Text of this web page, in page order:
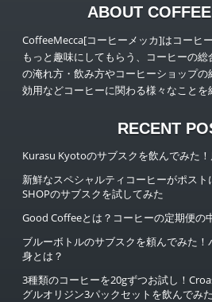
ABOUT
CoffeeMecca[コーヒーメッカ]はコーヒ
もっと趣味にしてもらう、コーヒーの
の淹れ方・飲み方やコーヒーショップの
効用などコーヒーに関わる様々なことを
RECENT
Kurasu Kyotoのサブスクを飲んでみた
新鮮なスペシャルティコーヒーがポスト
SHOPのサブスクを試してみた
Good Coffeeとは？コーヒーの定期便の
ブルーボトルのサブスクを頼んでみた
身とは？
3種類のコーヒーを20gずつお試し！
グルオリジン3パックセットを飲んでみた